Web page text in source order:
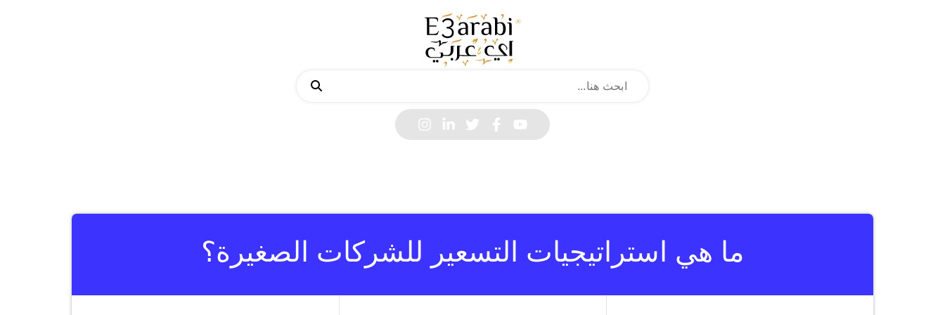
ما هي استراتيجيات التسعير للشركات الصغيرة؟